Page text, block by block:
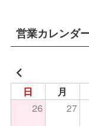
営業カレンダ
日 月
26 27